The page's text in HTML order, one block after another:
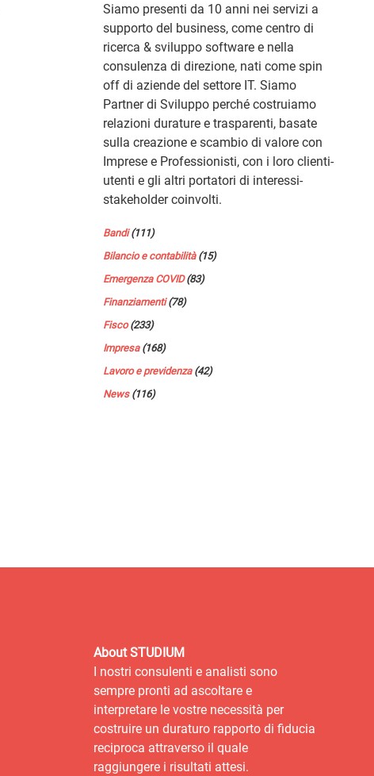
Siamo presenti da 10 anni nei servizi a
supporto del business, come centro di
ricerca & sviluppo software e nella
consulenza di direzione, nati come spin
off di aziende del settore IT. Siamo
Partner di Sviluppo perché costruiamo
relazioni durature e trasparenti, basate
sulla creazione e scambio di valore con
Imprese e Professionisti, con i loro clienti-
utenti e gli altri portatori di interessi-
stakeholder coinvolti.
Bandi(111)
Bilancio e contabilità(15)
Emergenza COVID(83)
Finanziamenti(78)
Fisco(233)
Impresa(168)
Lavoro e previdenza(42)
News(116)
About STUDIUM
I nostri consulenti e analisti sono
sempre pronti ad ascoltare e
interpretare le vostre necessità per
costruire un duraturo rapporto di fiducia
reciproca attraverso il quale
raggiungere i risultati attesi.